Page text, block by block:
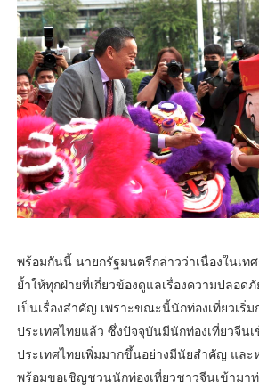
พร้อมกันนี้ นายกรัฐมนตรีกล่าวว่าเนื่องในเท
ย้ำให้ทุกฝ่ายที่เกี่ยวข้องดูแลเรื่องความปลอด
เป็นเรื่องสำคัญ เพราะขณะนี้นักท่องเที่ยวเริ่
ประเทศไทยแล้ว ซึ่งปัจจุบันมีนักท่องเที่ยวจีนเ
ประเทศไทยเพิ่มมากขึ้นอย่างมีนัยสำคัญ และ
พร้อมขอเชิญชวนนักท่องเที่ยวชาวจีนเข้ามา